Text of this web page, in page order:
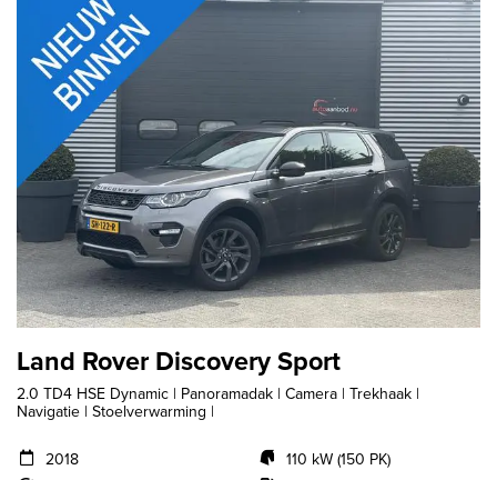
Land Rover Discovery Sport
2.0 TD4 HSE Dynamic | Panoramadak | Camera | Trekhaak |
Navigatie | Stoelverwarming |
2018
110 kW (150 PK)